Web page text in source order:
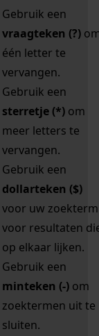
Gebruik een
vraagteken (?)
één letter te
vervangen.
Gebruik een
sterretje (*) om
meer letters te
vervangen.
Gebruik een
dollarteken ($)
voor uw zoekterm
voor resultaten
op elkaar lijken.
Gebruik een
minteken (-) om
zoektermen uit te
sluiten.